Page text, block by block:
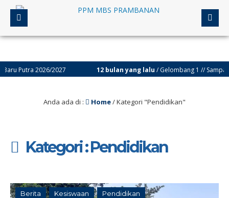
2026/2027 12 bulan yang lalu/ Gelombang 1 // Sampai dengan
Anda ada di : Home/Kategori "Pendidikan"
Kategori : Pendidikan
Berita Kesiswaan Pendidikan